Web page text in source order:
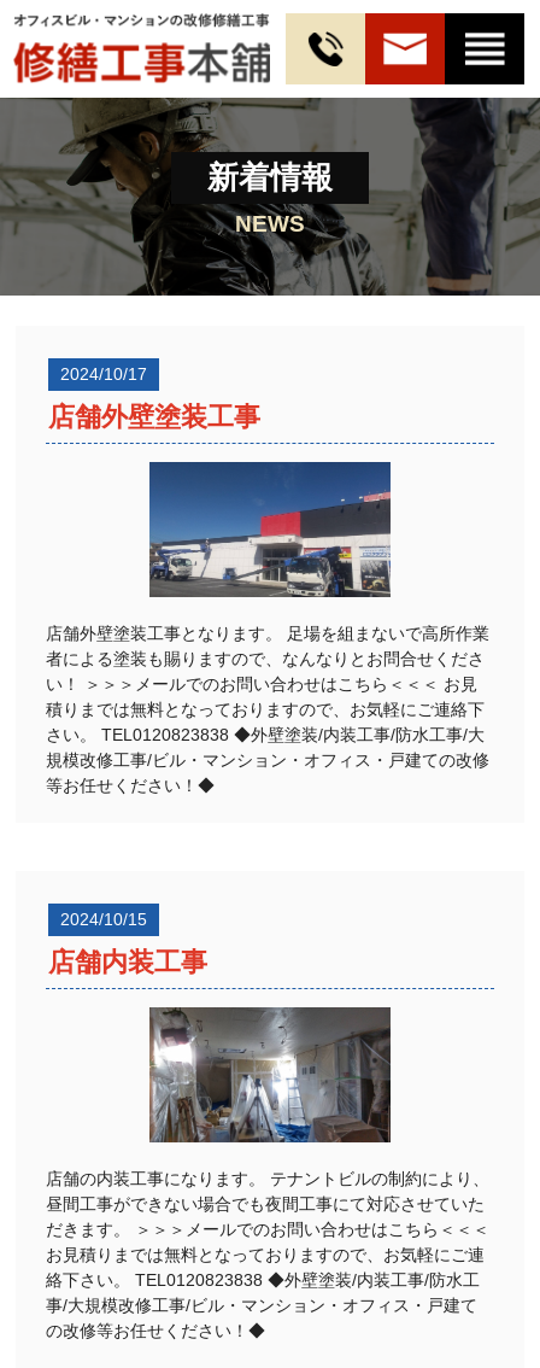
新着情報
NEWS
2024/10/17
店舗外壁塗装工事
店舗外壁塗装工事となります。 足場を組まないで高所作業
者による塗装も賜りますので、なんなりとお問合せくださ
い！ ＞＞＞メールでのお問い合わせはこちら＜＜＜ お見
積りまでは無料となっておりますので、お気軽にご連絡下
さい。 TEL0120823838 ◆外壁塗装/内装工事/防水工事/大
規模改修工事/ビル・マンション・オフィス・戸建ての改修
等お任せください！◆
2024/10/15
店舗内装工事
店舗の内装工事になります。 テナントビルの制約により、
昼間工事ができない場合でも夜間工事にて対応させていた
だきます。 ＞＞＞メールでのお問い合わせはこちら＜＜＜
お見積りまでは無料となっておりますので、お気軽にご連
絡下さい。 TEL0120823838 ◆外壁塗装/内装工事/防水工
事/大規模改修工事/ビル・マンション・オフィス・戸建て
の改修等お任せください！◆